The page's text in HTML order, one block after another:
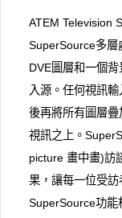
ATEM Television
SuperSource多層
DVE圖層和一個
入源。任何視訊
後再將所有圖層
視訊之上。
picture 畫中畫)訪
果，讓每一位受訪
SuperSource功能